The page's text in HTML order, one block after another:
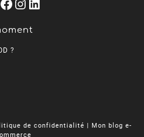
?
de confidentialité | Mon blog e-